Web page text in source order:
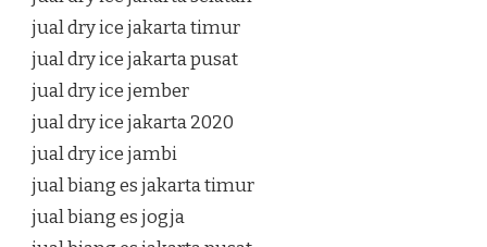
jual dry ice jakarta timur
jual dry ice jakarta pusat
jual dry ice jember
jual dry ice jakarta 2020
jual dry ice jambi
jual biang es jakarta timur
jual biang es jogja